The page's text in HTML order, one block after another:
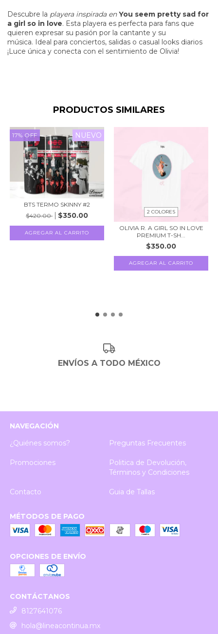
Descubre la playera inspirada enYou seem pretty sad for
a girl so in love. Esta playera es perfecta para fans que
quieren expresar su pasión por la cantante y su
música. Ideal para conciertos, salidas o casual looks diarios
¡Luce única y conecta con el sentimiento de Olivia!
PRODUCTOS SIMILARES
17% OFF NUEVO
BTS TERMO SKINNY #2
$420.00
$350.00
AGREGAR AL CARRITO
2 COLORES
OLIVIA R. A GIRL SO IN LOVE
PREMIUM T-SH...
$350.00
AGREGAR AL CARRITO
ENVÍOS A TODO MÉXICO
NAVEGACIÓN
¿Quiénes somos?
Preguntas Frecuentes
Promociones
Politica de Devolución,
Términos y Condiciones
Contacto Guia de Tallas
MÉTODOS DE PAGO
OPCIONES DE ENVÍO
CONTÁCTANOS
8127641076
hola@lineacontinua.mx